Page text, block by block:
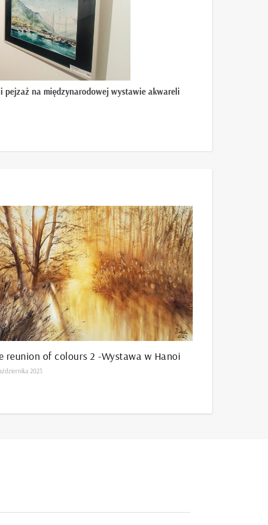
pejzaż na międzynarodowej wystawie akwareli
reunion of colours 2 -Wystawa w Hanoi
2023